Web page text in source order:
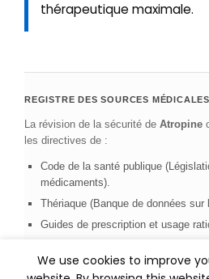
thérapeutique maximale.
REGISTRE DES SOURCES
La révision de la sécurité de Atropine
les directives de :
Code de la santé publique
médicaments).
Thériaque (Banque de données
Guides de prescription et usage
Supervision facultative :
We use cookies to improve